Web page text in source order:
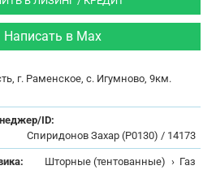
Написать в Max
г. Раменское, с. Игумново, 9км.
ID:
Спиридонов Захар (Р0130) / 14173
Шторные (тентованные) › Газ